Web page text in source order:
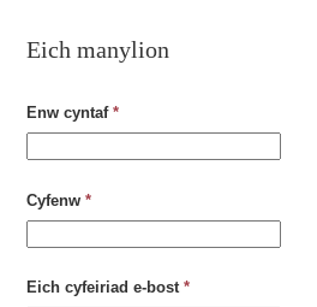
Eich manylion
Enw cyntaf *
Cyfenw *
Eich cyfeiriad e-bost *